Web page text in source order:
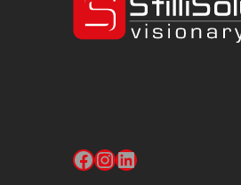
Facebook
Instagram
LinkedIn